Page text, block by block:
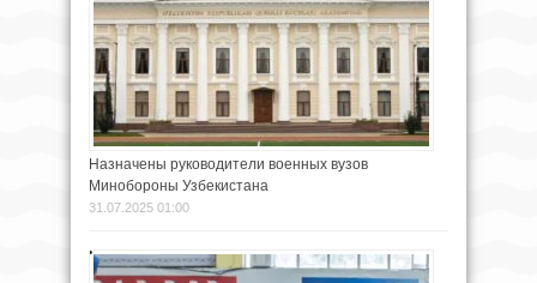
Назначены руководители военных вузов
Минобороны Узбекистана
31.07.2025 01:00